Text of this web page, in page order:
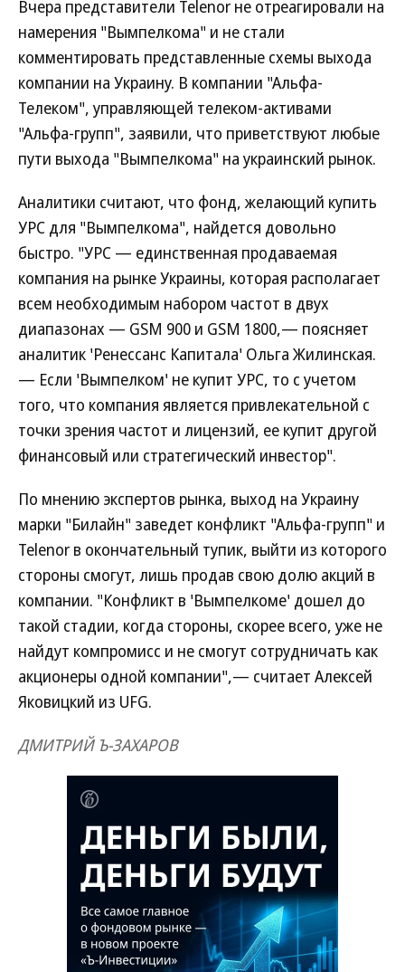
Вчера представители Telenor не отреагировали на
намерения "Вымпелкома" и не стали
комментировать представленные схемы выхода
компании на Украину. В компании "Альфа-
Телеком", управляющей телеком-активами
"Альфа-групп", заявили, что приветствуют любые
пути выхода "Вымпелкома" на украинский рынок.
Аналитики считают, что фонд, желающий купить
УРС для "Вымпелкома", найдется довольно
быстро. "УРС — единственная продаваемая
компания на рынке Украины, которая располагает
всем необходимым набором частот в двух
диапазонах — GSM 900 и GSM 1800,— поясняет
аналитик 'Ренессанс Капитала' Ольга Жилинская.
— Если 'Вымпелком' не купит УРС, то с учетом
того, что компания является привлекательной с
точки зрения частот и лицензий, ее купит другой
финансовый или стратегический инвестор".
По мнению экспертов рынка, выход на Украину
марки "Билайн" заведет конфликт "Альфа-групп" и
Telenor в окончательный тупик, выйти из которого
стороны смогут, лишь продав свою долю акций в
компании. "Конфликт в 'Вымпелкоме' дошел до
такой стадии, когда стороны, скорее всего, уже не
найдут компромисс и не смогут сотрудничать как
акционеры одной компании",— считает Алексей
Яковицкий из UFG.
ДМИТРИЙ Ъ-ЗАХАРОВ